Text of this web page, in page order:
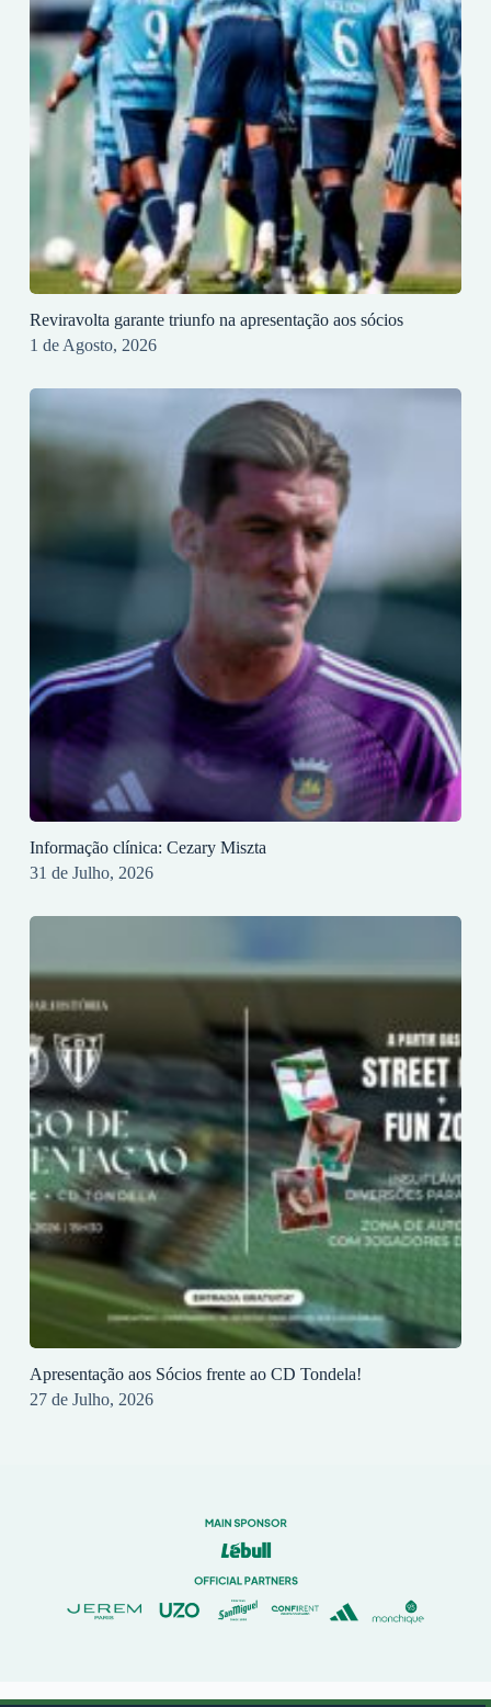
Reviravolta garante triunfo na apresentação aos sócios
1 de Agosto, 2026
Informação clínica: Cezary Miszta
31 de Julho, 2026
Apresentação aos Sócios frente ao CD Tondela!
27 de Julho, 2026